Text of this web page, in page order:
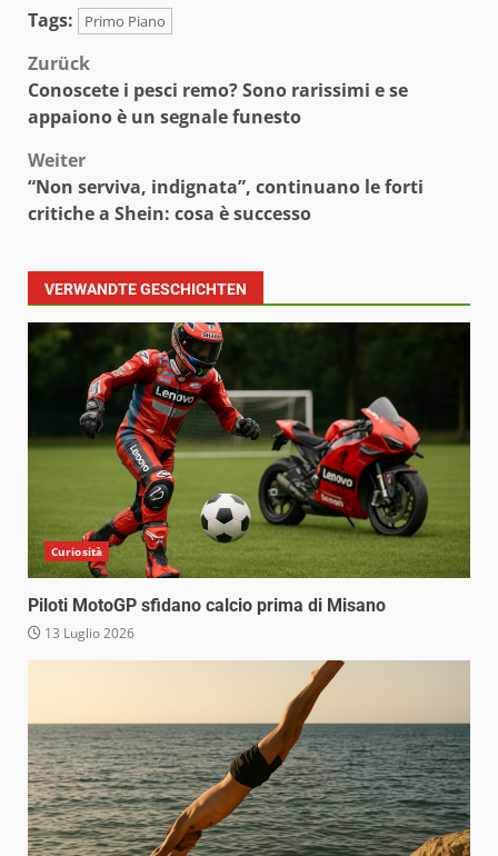
Tags: Primo Piano
Beitragsnavigation
Zurück
Conoscete i pesci remo? Sono rarissimi e se
appaiono è un segnale funesto
Weiter
“Non serviva, indignata”, continuano le forti
critiche a Shein: cosa è successo
VERWANDTE GESCHICHTEN
Curiosità
Piloti MotoGP sfidano calcio prima di Misano
13 Luglio 2026